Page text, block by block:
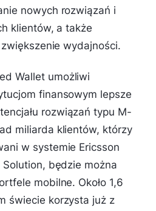
nowych rozwiązań i
klientów, a także
wydajności.
Wallet umożliwi
finansowym lepsze
rozwiązań typu M-
miliarda klientów, którzy
w systemie Ericsson
Solution, będzie można
mobilne. Około 1,6
świecie korzysta już z